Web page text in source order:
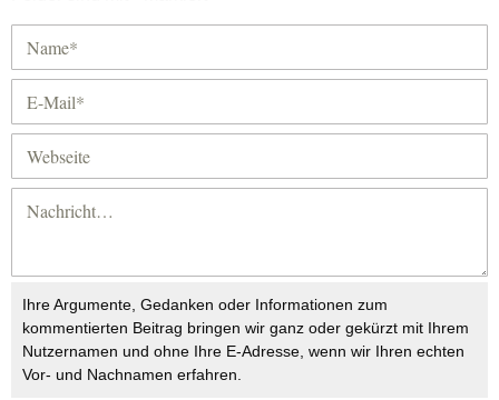
Ihre Argumente, Gedanken oder Informationen zum
kommentierten Beitrag bringen wir ganz oder gekürzt mit Ihrem
Nutzernamen und ohne Ihre E-Adresse, wenn wir Ihren echten
Vor- und Nachnamen erfahren.